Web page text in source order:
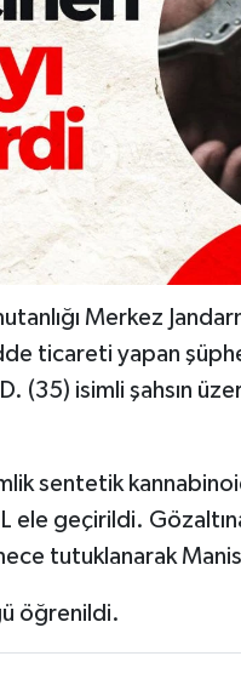
Merkez
ticareti yapan
(35) isimli şahsın
sentetik
ele geçirildi.
tutuklanarak
öğrenildi.